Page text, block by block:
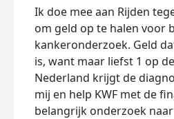
Ik doe mee aan Rijden
om geld op te halen voor
kankeronderzoek. Geld
is, want maar liefst 1 op
Nederland krijgt de
mij en help KWF met de
belangrijk onderzoek